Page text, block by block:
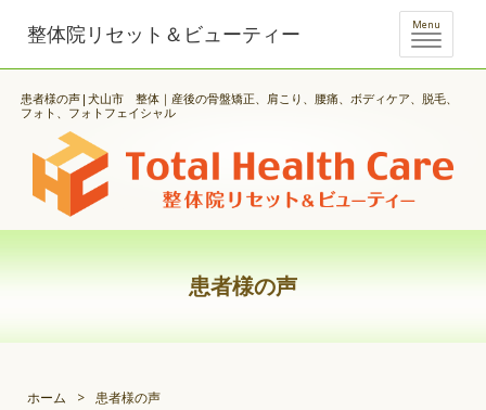
患者様の声|犬山市 整体｜産後の骨盤矯正、肩こり、腰痛、ボディケア、脱毛、
フォト、フォトフェイシャル
整体院リセット＆ビューティー Menu
患者様の声
ホーム > 患者様の声